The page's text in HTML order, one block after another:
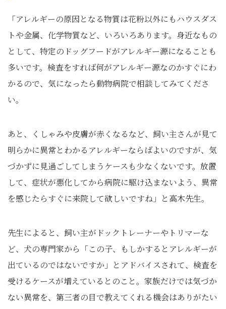
「アレルギーの原因となる物質は花粉以外にもハウスダス
トや金属、化学物質など、いろいろあります。身近なもの
として、特定のドッグフードがアレルギー源になることも
多いです。検査をすれば何がアレルギー源なのかすぐにわ
かるので、気になったら動物病院で相談してみてくださ
い。
あと、くしゃみや皮膚が赤くなるなど、飼い主さんが見て
明らかに異常とわかるアレルギーならばよいのですが、気
づかずに見過ごしてしまうケースも少なくないです。放置
して、症状が悪化してから病院に駆け込まないよう、異常
を感じたらすぐに来院して欲しいですね」と高木先生。
先生によると、飼い主がドックトレーナーやトリマーな
ど、犬の専門家から「この子、もしかするとアレルギーが
出ているのではないですか」とアドバイスされて、検査を
受けるケースが増えているとのこと。家族だけでは気づか
ない異常を、第三者の目で教えてくれる機会はありがたい